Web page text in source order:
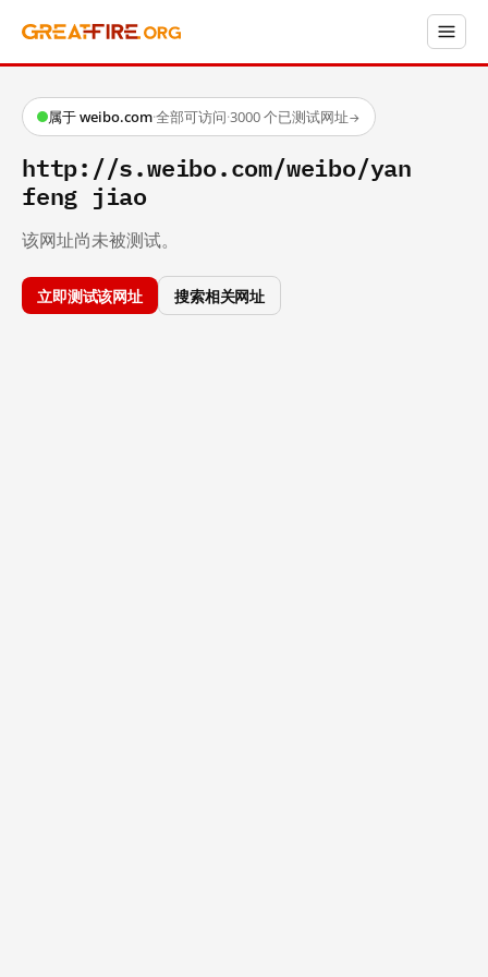
属于 weibo.com·全部可访问·3000 个已测试网址→
http://s.weibo.com/weibo/yan
feng jiao
该网址尚未被测试。
立即测试该网址 搜索相关网址